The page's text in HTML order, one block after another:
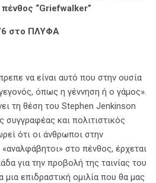
“Griefwalker”
στο ΠΛΥΦΑ
να είναι αυτό που στην ουσία
όπως η γέννηση ή ο γάμος».
τη θέση του Stephen Jenkinson
συγγραφέας και πολιτιστικός
ότι οι άνθρωποι στην
στο πένθος, έρχεται
για την προβολή της ταινίας του
μια επιδραστική ομιλία που θα μας